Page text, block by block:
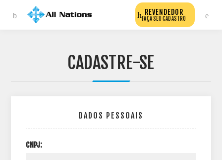
REVENDEDOR
FAÇA SEU CADASTRO
CADASTRE-SE
DADOS PESSOAIS
CNPJ: